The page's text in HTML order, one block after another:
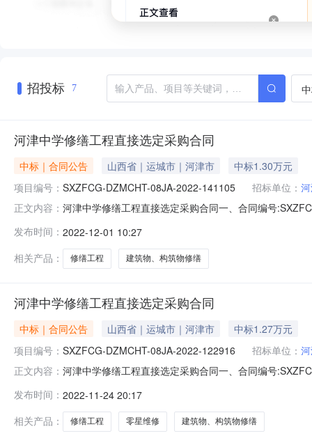
招投标 7
河津中学修缮工程直接选定采购合同
中标｜合同公告 山西省｜运城市｜河津市
中标1.30万元
项目编号： SXZFCG-DZMCHT-08JA-2022-141105 招标单位：
正文内容： 河津中学修缮工程直接选定采购合同一、合同编号
程有限公司山西省第二分公司地址：清涧街道联系人：
发布时间： 2022-12-01 10:27
相关产品：
修缮工程 建筑物、构筑物修缮
河津中学修缮工程直接选定采购合同
中标｜合同公告 山西省｜运城市｜河津市
中标1.27万元
项目编号： SXZFCG-DZMCHT-08JA-2022-122916 招标单位：
正文内容： 河津中学修缮工程直接选定采购合同一、合同编号
限公司山西省第二分公司地址：清涧街道联系人：任孟
发布时间： 2022-11-24 20:17
相关产品：
修缮工程 零星维修 建筑物、构筑物修缮